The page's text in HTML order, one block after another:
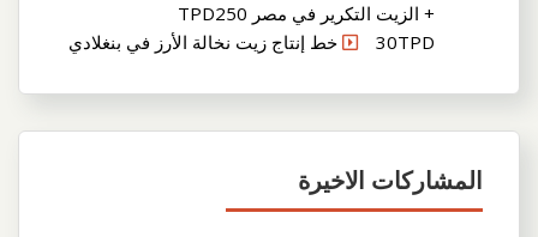
+ الزيت التكرير في مصر TPD250
30TPD خط إنتاج زيت نخالة الأرز في بنغلادي
المشاركات الاخيرة